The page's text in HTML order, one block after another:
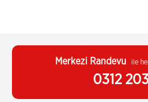
Merkezi Randevu ile
0312 203